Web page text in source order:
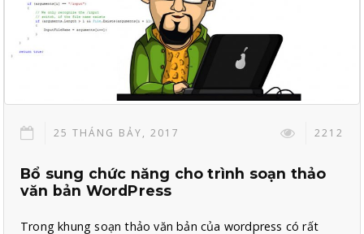
25 THÁNG BẢY, 2017 2212
Bổ sung chức năng cho trình soạn thảo
văn bản WordPress
Trong khung soạn thảo văn bản của wordpress có rất